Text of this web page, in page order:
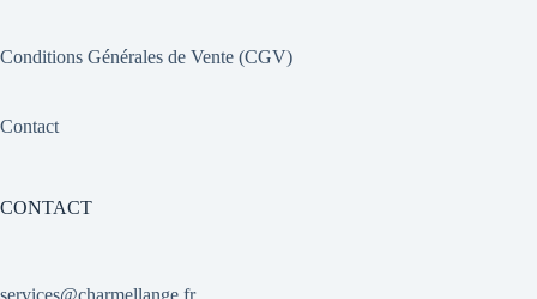
Conditions Générales de Vente (CGV)
Contact
CONTACT
services@charmellange.fr